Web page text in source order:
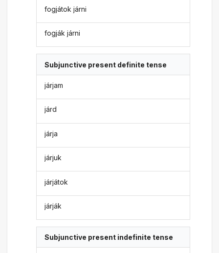
fogjátok járni
fogják járni
Subjunctive present definite tense
járjam
járd
járja
járjuk
járjátok
járják
Subjunctive present indefinite tense